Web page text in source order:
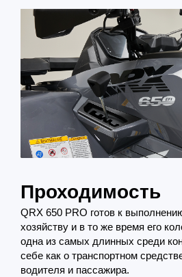
Проходимость
QRX 650 PRO готов к
хозяйству и в то же время его
одна из самых длинных среди
себе как о транспортном
водителя и пассажира.